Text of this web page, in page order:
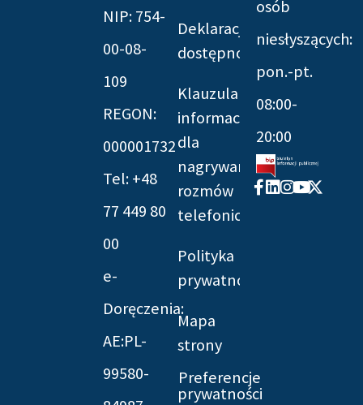
NIP: 754-
00-08-
109
REGON:
000001732
Tel: +48
77 449 80
00
e-
Doręczenia:
AE:PL-
99580-
Deklaracja
dostępności
Klauzula
informacyjna
dla
nagrywania
rozmów
telefonicznych
Polityka
prywatności
Mapa
strony
Preferencje
prywatności
osób
niesłyszących:
pon.-pt.
08:00-
20:00
Facebook-
f
Linkedin
Instagram
Youtube
X-